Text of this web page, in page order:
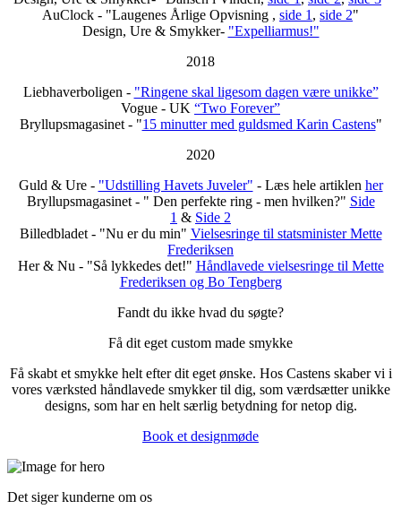
AuClock - "Laugenes Årlige Opvisning , side 1 , side 2"
Design, Ure & Smykker- "Expelliarmus!"
2018
Liebhaverboligen - "Ringene skal ligesom dagen være unikke”
Vogue - UK “Two Forever”
Bryllupsmagasinet - "15 minutter med guldsmed Karin Castens"
2020
Guld & Ure - "Udstilling Havets Juveler" - Læs hele artiklen her
Bryllupsmagasinet - " Den perfekte ring - men hvilken?" Side
1 & Side 2
Billedbladet - "Nu er du min" Vielsesringe til statsminister Mette
Frederiksen
Her & Nu - "Så lykkedes det!" Håndlavede vielsesringe til Mette
Frederiksen og Bo Tengberg
Fandt du ikke hvad du søgte?
Få dit eget custom made smykke
Få skabt et smykke helt efter dit eget ønske. Hos Castens skaber vi i
vores værksted håndlavede smykker til dig, som værdsætter unikke
designs, som har en helt særlig betydning for netop dig.
Book et designmøde
Det siger kunderne om os